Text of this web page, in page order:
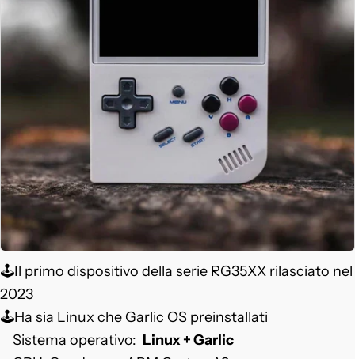
🕹️Il primo dispositivo della serie RG35XX rilasciato nel
2023
🕹️Ha sia Linux che Garlic OS preinstallati
Sistema operativo: Linux + Garlic